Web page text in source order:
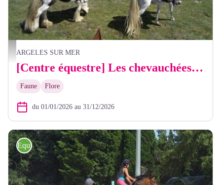
Balade équestre - FB Les chevauchées catalanes
ARGELES SUR MER
[Centre équestre] Les chevauchées Catalanes
Faune Flore
du 01/01/2026 au 31/12/2026
Equitation